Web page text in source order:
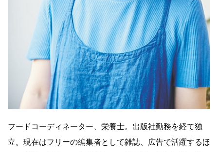
フードコーディネーター、栄養士。出版社勤務を経て独
立。現在はフリーの編集者として雑誌、広告で活躍するほ